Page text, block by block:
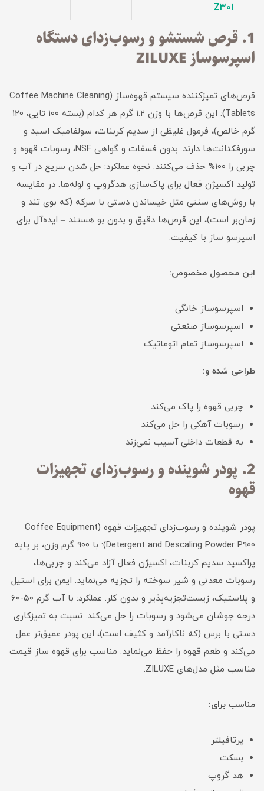
Z301
1. قرص شستشو و رسوب‌زدای دستگاه
اسپرسوساز ZILUXE
قرص‌های تمیزکننده سیستم قهوه‌ساز (Coffee Machine Cleaning
Tablets): این قرص‌ها با وزن ۱.۲ گرم هر کدام (بسته ۱۰۰ تایی، ۱۲۰
گرم خالص)، فرمول غلیظی از سدیم کربنات، سولفامیک اسید و
سورفکتانت‌ها دارند. بدون فسفات و گواهی NSF، رسوبات قهوه و
چربی را ۱۰۰% حذف می‌کنند. نحوه عملکرد: حل شدن سریع در آب و
تولید اکسیژن فعال برای پاک‌سازی هدگروپ و لوله‌ها. در مقایسه
با روش‌های سنتی مثل خیساندن دستی با سرکه (که بوی تند و
زمان‌بر است)، این قرص‌ها دقیق و بدون بو هستند – ایده‌آل برای
اسپرسو ساز با کیفیت.
این محصول مخصوص:
اسپرسوساز خانگی
اسپرسوساز صنعتی
اسپرسوساز تمام اتوماتیک
طراحی شده و:
چربی قهوه را پاک می‌کند
رسوبات آهکی را حل می‌کند
به قطعات داخلی آسیب نمی‌زند
2. پودر شوینده و رسوب‌زدای تجهیزات
قهوه
پودر شوینده و رسوب‌زدای تجهیزات قهوه (Coffee Equipment
Detergent and Descaling Powder P900): با ۹۰۰ گرم وزن، بر پایه
پراکسید سدیم کربنات، اکسیژن فعال آزاد می‌کند و چربی‌ها،
رسوبات معدنی و شیر سوخته را تجزیه می‌نماید. ایمن برای استیل
و پلاستیک، زیست‌تجزیه‌پذیر و بدون کلر. عملکرد: با آب گرم ۵۰-۶۰
درجه جوشان می‌شود و رسوبات را حل می‌کند. نسبت به تمیزکاری
دستی با برس (که ناکارآمد و کثیف است)، این پودر عمیق‌تر عمل
می‌کند و طعم قهوه را حفظ می‌نماید. مناسب برای قهوه ساز قیمت
مناسب مثل مدل‌های ZILUXE.
مناسب برای:
پرتافیلتر
بسکت
هد گروپ